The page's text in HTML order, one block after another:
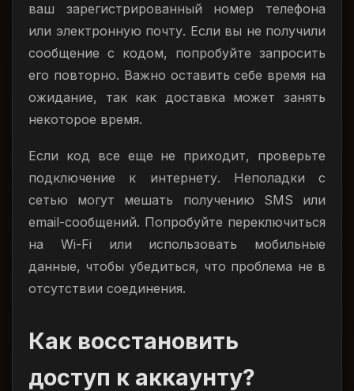
ваш зарегистрированный номер телефона
или электронную почту. Если вы не получили
сообщение с кодом, попробуйте запросить
его повторно. Важно оставить себе время на
ожидание, так как доставка может занять
некоторое время.
Если код все еще не приходит, проверьте
подключение к интернету. Неполадки с
сетью могут мешать получению SMS или
email-сообщений. Попробуйте переключиться
на Wi-Fi или использовать мобильные
данные, чтобы убедиться, что проблема не в
отсутствии соединения.
Как восстановить
доступ к аккаунту?